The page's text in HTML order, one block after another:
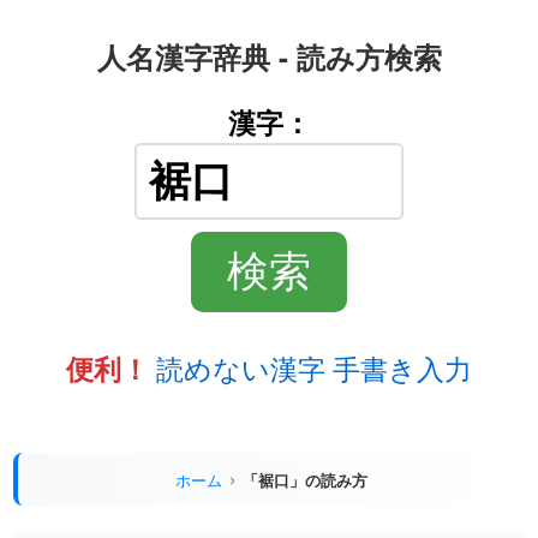
人名漢字辞典 - 読み方検索
漢字：
便利！ 読めない漢字 手書き入力
ホーム 「裾口」の読み方